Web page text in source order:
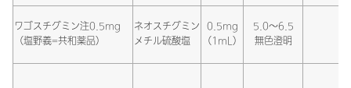
ワゴスチグミン注0.5mg
（塩野義=共和薬品）
ネオスチグミン
メチル硫酸塩
0.5mg
（1mL）
5.0～6.5
無色澄明